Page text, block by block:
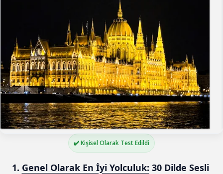
✔️ Kişisel Olarak Test Edildi
1. Genel Olarak En İyi Yolculuk: 30 Dilde Sesli